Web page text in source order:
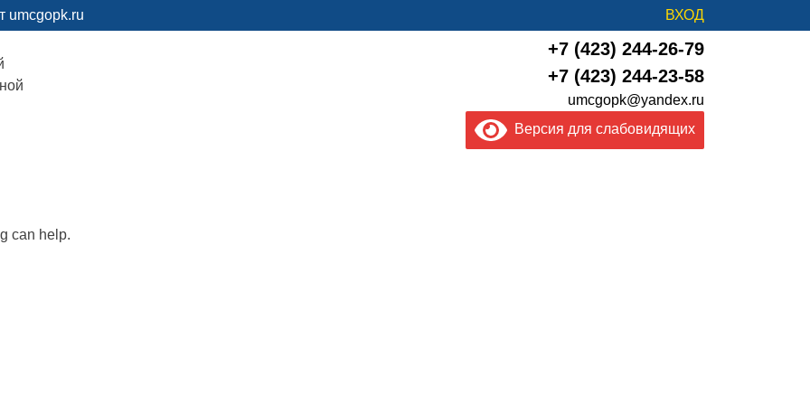
umcgopk.ru ВХОД
+7 (423) 244-26-79
+7 (423) 244-23-58
umcgopk@yandex.ru
Версия для слабовидящих
can help.